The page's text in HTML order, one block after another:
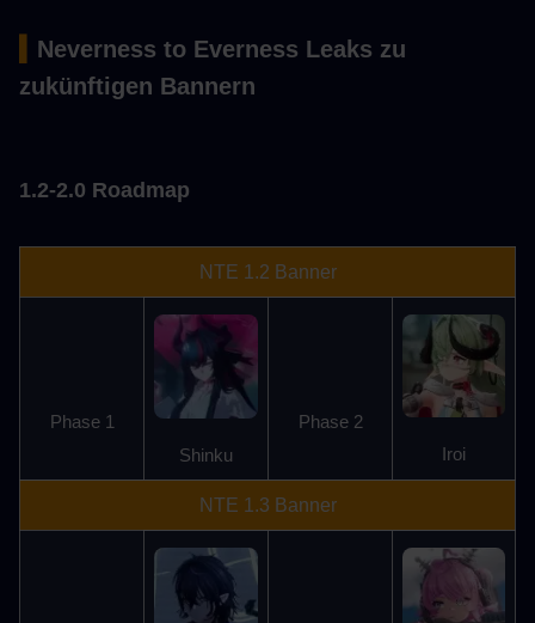
Neverness to Everness Leaks zu
zukünftigen Bannern
1.2-2.0 Roadmap
NTE 1.2 Banner
Phase 1
Shinku
Phase 2
Iroi
NTE 1.3 Banner